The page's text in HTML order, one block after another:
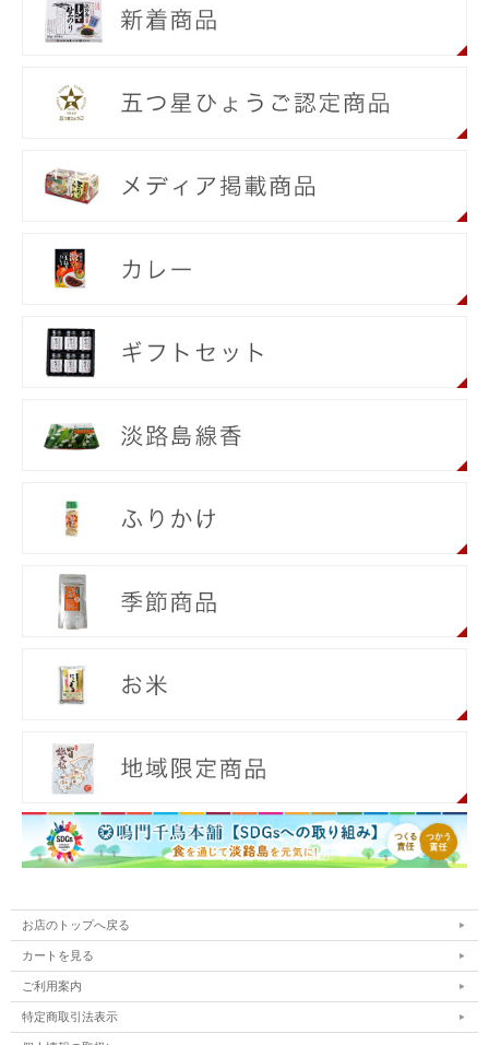
お店のトップへ戻る
カートを見る
ご利用案内
特定商取引法表示